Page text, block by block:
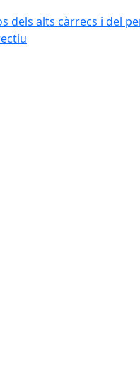
dels alts càrrecs i del